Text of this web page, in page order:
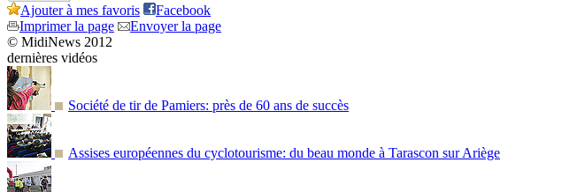
Ajouter à mes favoris
Facebook
Imprimer la page
Envoyer la page
© MidiNews 2012
dernières vidéos
Société de tir de Pamiers: près de 60 ans de succès
Assises européennes du cyclotourisme: du beau monde à Tarascon sur Ariège